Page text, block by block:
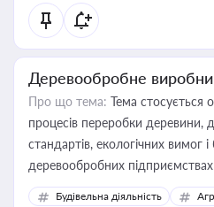
Деревообробне
Про що тема: Тема стосується
процесів переробки деревини,
стандартів, екологічних вимог
деревообробних підприємствах
Будівельна діяльність